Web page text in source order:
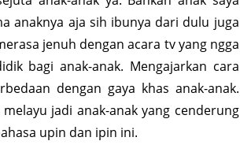
anaknya aja sih ibunya dari dulu juga
jenuh dengan acara tv yang ngga
bagi anak-anak. Mengajarkan cara
dengan gaya khas anak-anak.
jadi anak-anak yang cenderung
upin dan ipin ini.